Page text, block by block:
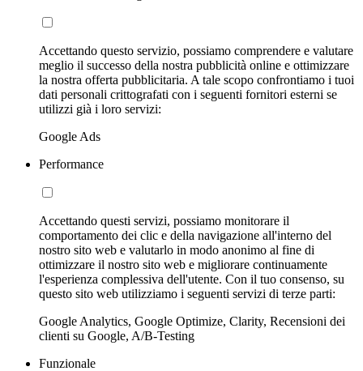
Accettando questo servizio, possiamo comprendere e valutare
meglio il successo della nostra pubblicità online e ottimizzare
la nostra offerta pubblicitaria. A tale scopo confrontiamo i tuoi
dati personali crittografati con i seguenti fornitori esterni se
utilizzi già i loro servizi:
Google Ads
Performance
Accettando questi servizi, possiamo monitorare il
comportamento dei clic e della navigazione all'interno del
nostro sito web e valutarlo in modo anonimo al fine di
ottimizzare il nostro sito web e migliorare continuamente
l'esperienza complessiva dell'utente. Con il tuo consenso, su
questo sito web utilizziamo i seguenti servizi di terze parti:
Google Analytics, Google Optimize, Clarity, Recensioni dei
clienti su Google, A/B-Testing
Funzionale